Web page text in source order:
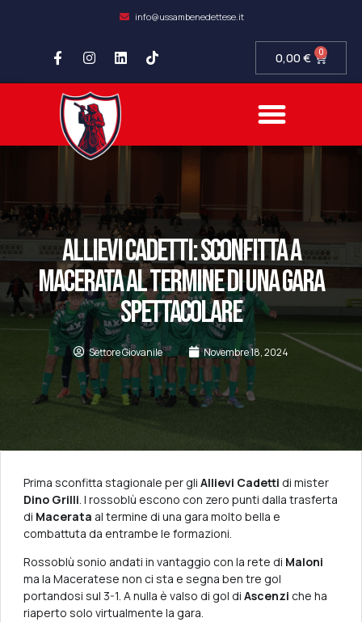
info@ussambenedettese.it
0,00€ 0
ALLIEVI CADETTI: sconfitta a
Macerata al termine di una gara
spettacolare
Settore Giovanile Novembre 18, 2024
Prima sconfitta stagionale per gli Allievi Cadetti di mister
Dino Grilli. I rossoblù escono con zero punti dalla trasferta
di Macerata al termine di una gara molto bella e
combattuta da entrambe le formazioni.
Rossoblù sonio andati in vantaggio con la rete di Maloni
ma la Maceratese non ci sta e segna ben tre gol
portandosi sul 3-1. A nulla è valso di gol di Ascenzi che ha
riaperto solo virtualmente la gara.